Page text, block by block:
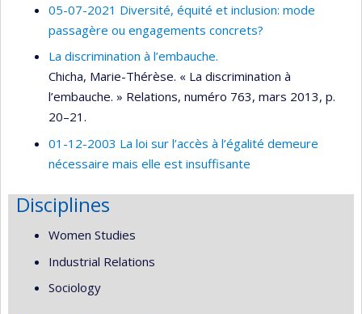
05-07-2021 Diversité, équité et inclusion: mode
passagère ou engagements concrets?
La discrimination à l’embauche.
Chicha, Marie-Thérèse. « La discrimination à
l’embauche. » Relations, numéro 763, mars 2013, p.
20–21.
01-12-2003 La loi sur l’accès à l’égalité demeure
nécessaire mais elle est insuffisante
Disciplines
Women Studies
Industrial Relations
Sociology